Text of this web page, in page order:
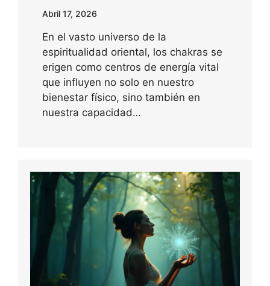
Abril 17, 2026
En el vasto universo de la
espiritualidad oriental, los chakras se
erigen como centros de energía vital
que influyen no solo en nuestro
bienestar físico, sino también en
nuestra capacidad…